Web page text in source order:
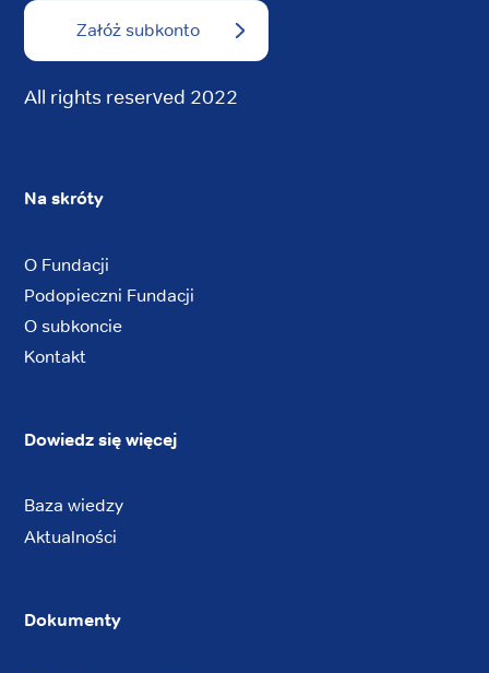
Załóż subkonto
All rights reserved 2022
Na skróty
O Fundacji
Podopieczni Fundacji
O subkoncie
Kontakt
Dowiedz się więcej
Baza wiedzy
Aktualności
Dokumenty